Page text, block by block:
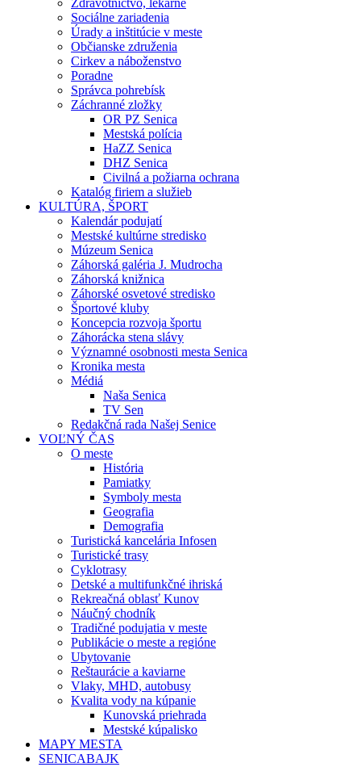
Zdravotníctvo, lekárne
Sociálne zariadenia
Úrady a inštitúcie v meste
Občianske združenia
Cirkev a náboženstvo
Poradne
Správca pohrebísk
Záchranné zložky
OR PZ Senica
Mestská polícia
HaZZ Senica
DHZ Senica
Civilná a požiarna ochrana
Katalóg firiem a služieb
KULTÚRA, ŠPORT
Kalendár podujatí
Mestské kultúrne stredisko
Múzeum Senica
Záhorská galéria J. Mudrocha
Záhorská knižnica
Záhorské osvetové stredisko
Športové kluby
Koncepcia rozvoja športu
Záhorácka stena slávy
Významné osobnosti mesta Senica
Kronika mesta
Médiá
Naša Senica
TV Sen
Redakčná rada Našej Senice
VOĽNÝ ČAS
O meste
História
Pamiatky
Symboly mesta
Geografia
Demografia
Turistická kancelária Infosen
Turistické trasy
Cyklotrasy
Detské a multifunkčné ihriská
Rekreačná oblasť Kunov
Náučný chodník
Tradičné podujatia v meste
Publikácie o meste a regióne
Ubytovanie
Reštaurácie a kaviarne
Vlaky, MHD, autobusy
Kvalita vody na kúpanie
Kunovská priehrada
Mestské kúpalisko
MAPY MESTA
SENICABAJK